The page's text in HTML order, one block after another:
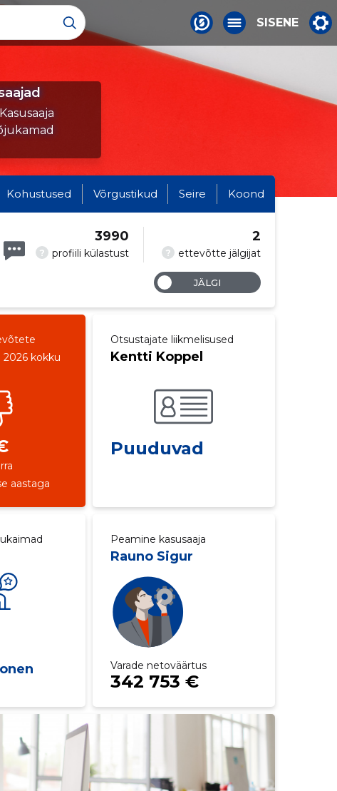
SISENE
Kohustused Võrgustikud Seire Koond
? profiili külastust
3990
? ettevõtte jälgijat
2
JÄLGI
kokku
aastaga
Otsustajate liikmelisused
Kentti Koppel
Puuduvad
Peamine kasusaaja
Rauno Sigur
Varade netoväärtus
342 753 €